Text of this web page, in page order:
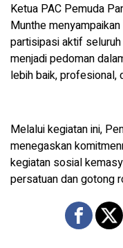
‎Ketua PAC Pemuda
Munthe
partisipasi aktif
menjadi pedoman
lebih baik, profesional,
‎Melalui kegiatan ini,
menegaskan
kegiatan sosial
persatuan dan gotong